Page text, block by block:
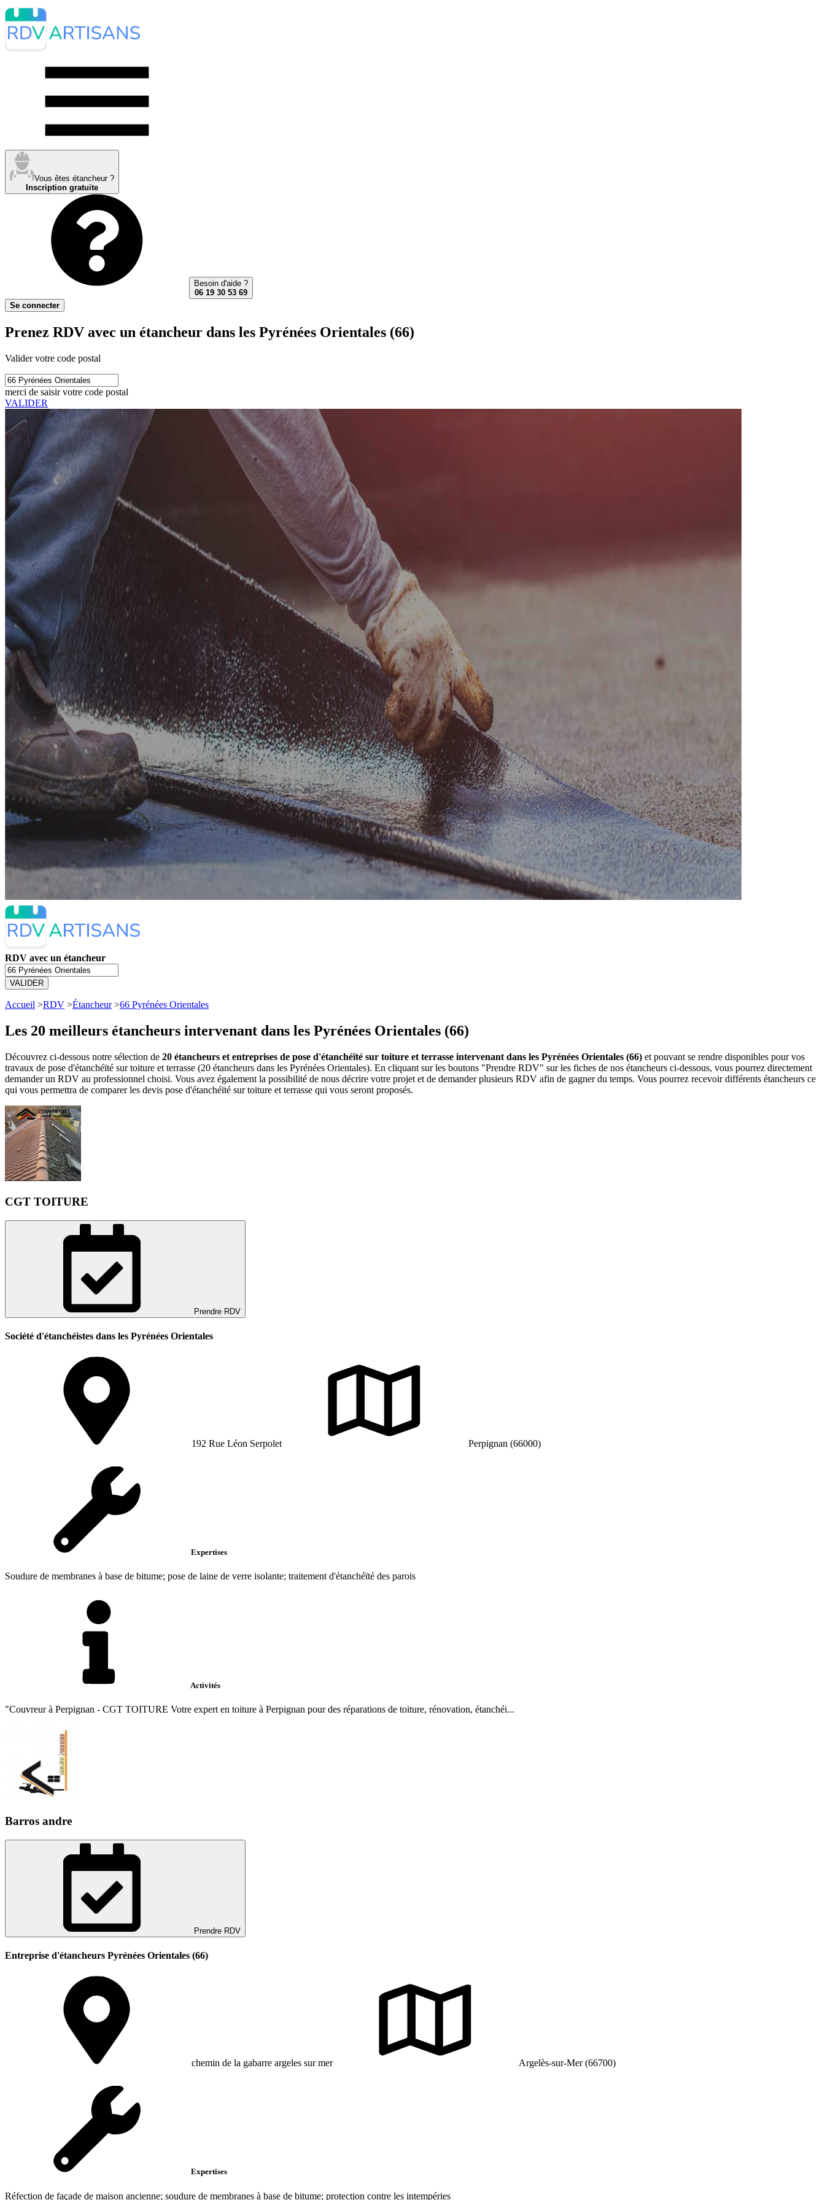
Vous êtes étancheur ?
Inscription gratuite
Besoin d'aide ?
06 19 30 53 69
Se connecter
Prenez RDV avec un étancheur dans les Pyrénées Orientales (66)
Valider votre code postal
merci de saisir votre code postal
VALIDER
RDV avec un étancheur
VALIDER
Accueil >RDV >Étancheur>66 Pyrénées Orientales
Les 20 meilleurs étancheurs intervenant dans les Pyrénées Orientales (66)
Découvrez ci-dessous notre sélection de 20 étancheurs et entreprises de pose d'étanchéïté sur toiture et terrasse intervenant dans les Pyrénées Orientales (66) et pouvant se rendre disponibles pour vos
travaux de pose d'étanchéïté sur toiture et terrasse (20 étancheurs dans les Pyrénées Orientales). En cliquant sur les boutons "Prendre RDV" sur les fiches de nos étancheurs ci-dessous, vous pourrez directement
demander un RDV au professionnel choisi. Vous avez également la possibilité de nous décrire votre projet et de demander plusieurs RDV afin de gagner du temps. Vous pourrez recevoir différents étancheurs ce
qui vous permettra de comparer les devis pose d'étanchéïté sur toiture et terrasse qui vous seront proposés.
CGT TOITURE
Prendre RDV
Société d'étanchéistes dans les Pyrénées Orientales
192 Rue Léon Serpolet Perpignan (66000)
Expertises
Soudure de membranes à base de bitume; pose de laine de verre isolante; traitement d'étanchéïté des parois
Activités
"Couvreur à Perpignan - CGT TOITURE Votre expert en toiture à Perpignan pour des réparations de toiture, rénovation, étanchéi...
Barros andre
Prendre RDV
Entreprise d'étancheurs Pyrénées Orientales (66)
chemin de la gabarre argeles sur mer Argelès-sur-Mer (66700)
Expertises
Réfection de façade de maison ancienne; soudure de membranes à base de bitume; protection contre les intempéries